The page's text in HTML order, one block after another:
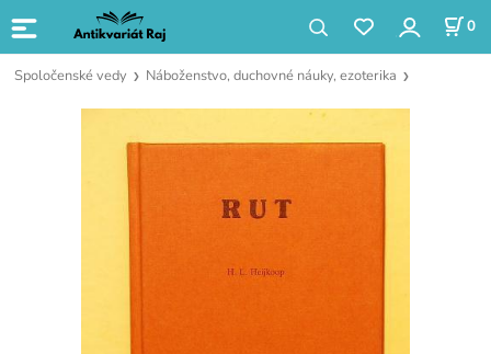
0
Spoločenské vedy Náboženstvo, duchovné náuky, ezoterika